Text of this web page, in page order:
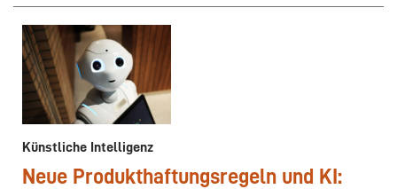
Künstliche Intelligenz
Neue Produkthaftungsregeln und KI: